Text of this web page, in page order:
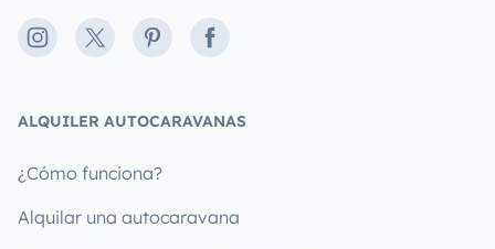
Instagram
X PinterestFacebook
ALQUILER AUTOCARAVANAS
¿Cómo funciona?
Alquilar una autocaravana